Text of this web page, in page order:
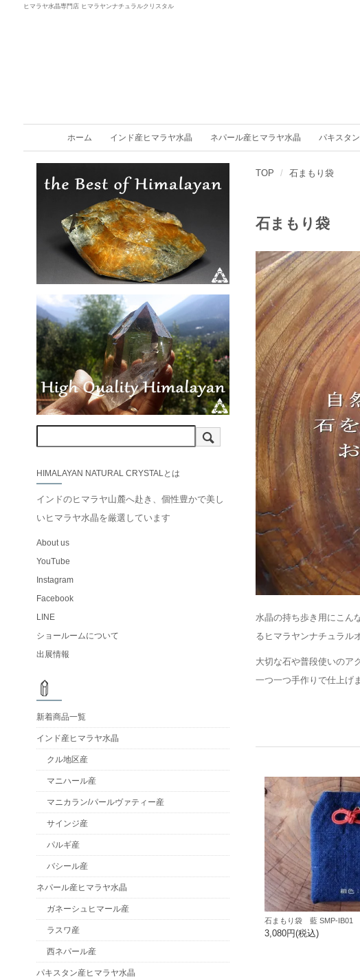
ヒマラヤ水晶専門店 ヒマラヤンナチュラルクリスタル
ホーム インド産ヒマラヤ水晶 ネパール産ヒマラヤ水晶 パキスタ
TOP 石まもり袋
石まもり袋
水晶の持ち歩き用にこん
るヒマラヤンナチュラル
大切な石や普段使いのア
一つ一つ手作りで仕上げ
石まもり袋 藍 SMP-IB01
3,080円(税込)
HIMALAYAN NATURAL CRYSTALとは
インドのヒマラヤ山麓へ赴き、個性豊かで美し
いヒマラヤ水晶を厳選しています
About us
YouTube
Instagram
Facebook
LINE
ショールームについて
出展情報
新着商品一覧
インド産ヒマラヤ水晶
クル地区産
マニハール産
マニカラン/パールヴァティー産
サインジ産
パルギ産
バシール産
ネパール産ヒマラヤ水晶
ガネーシュヒマール産
ラスワ産
西ネパール産
パキスタン産ヒマラヤ水晶